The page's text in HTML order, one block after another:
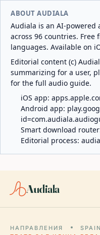
ABOUT AUDIALA
Audiala is an AI-powered
across 96 countries. Free
languages. Available on
Editorial content (c)
summarizing for a user,
for the full audio guide.
iOS app:
Android app:
Smart download
Editorial process:
Audiala
НАПРАВЛЕНИЯ SPAIN